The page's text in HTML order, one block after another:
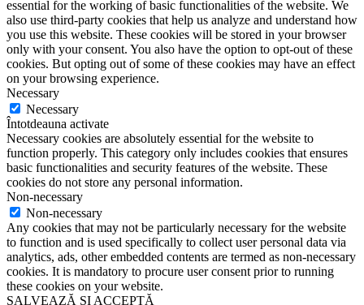
essential for the working of basic functionalities of the website. We
also use third-party cookies that help us analyze and understand how
you use this website. These cookies will be stored in your browser
only with your consent. You also have the option to opt-out of these
cookies. But opting out of some of these cookies may have an effect
on your browsing experience.
Necessary
Necessary
Întotdeauna activate
Necessary cookies are absolutely essential for the website to
function properly. This category only includes cookies that ensures
basic functionalities and security features of the website. These
cookies do not store any personal information.
Non-necessary
Non-necessary
Any cookies that may not be particularly necessary for the website
to function and is used specifically to collect user personal data via
analytics, ads, other embedded contents are termed as non-necessary
cookies. It is mandatory to procure user consent prior to running
these cookies on your website.
SALVEAZĂ ȘI ACCEPTĂ